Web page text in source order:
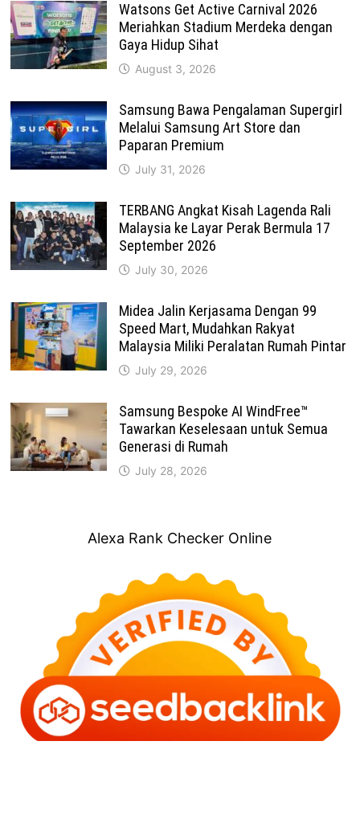
Watsons Get Active Carnival 2026
Meriahkan Stadium Merdeka dengan
Gaya Hidup Sihat
August 3, 2026
Samsung Bawa Pengalaman Supergirl
Melalui Samsung Art Store dan
Paparan Premium
July 31, 2026
TERBANG Angkat Kisah Lagenda Rali
Malaysia ke Layar Perak Bermula 17
September 2026
July 30, 2026
Midea Jalin Kerjasama Dengan 99
Speed Mart, Mudahkan Rakyat
Malaysia Miliki Peralatan Rumah Pintar
July 29, 2026
Samsung Bespoke AI WindFree™
Tawarkan Keselesaan untuk Semua
Generasi di Rumah
July 28, 2026
Alexa Rank Checker Online